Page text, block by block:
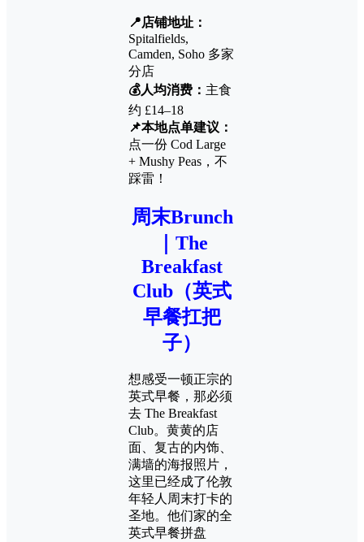
📍店铺地址：
Spitalfields,
Camden, Soho 多家
分店
💰人均消费： 主食
约 £14–18
📌本地点单建议：
点一份 Cod Large
+ Mushy Peas，不
踩雷！
周末Brunch
｜The
Breakfast
Club（英式
早餐扛把
子）
想感受一顿正宗的
英式早餐，那必须
去 The Breakfast
Club。黄黄的店
面、复古的内饰、
满墙的海报照片，
这里已经成了伦敦
年轻人周末打卡的
圣地。他们家的全
英式早餐拼盘